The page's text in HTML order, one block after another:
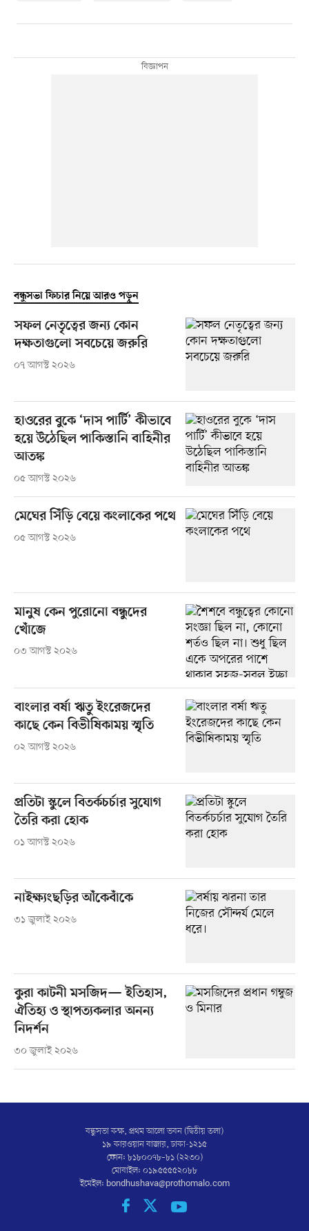
বন্ধুসভা ফিচার নিয়ে আরও পড়ুন
সফল নেতৃত্বের জন্য কোন
দক্ষতাগুলো সবচেয়ে জরুরি
০৭ আগস্ট ২০২৬
হাওরের বুকে ‘দাস পার্টি’ কীভাবে
হয়ে উঠেছিল পাকিস্তানি বাহিনীর
আতঙ্ক
০৫ আগস্ট ২০২৬
মেঘের সিঁড়ি বেয়ে কংলাকের পথে
০৫ আগস্ট ২০২৬
মানুষ কেন পুরোনো বন্ধুদের
খোঁজে
০৩ আগস্ট ২০২৬
বাংলার বর্ষা ঋতু ইংরেজদের
কাছে কেন বিভীষিকাময় স্মৃতি
০২ আগস্ট ২০২৬
প্রতিটা স্কুলে বিতর্কচর্চার সুযোগ
তৈরি করা হোক
০১ আগস্ট ২০২৬
নাইক্ষ্যংছড়ির আঁকেবাঁকে
৩১ জুলাই ২০২৬
কুরা কাটনী মসজিদ— ইতিহাস,
ঐতিহ্য ও স্থাপত্যকলার অনন্য
নিদর্শন
৩০ জুলাই ২০২৬
বন্ধুসভা কক্ষ, প্রথম আলো ভবন (দ্বিতীয় তলা)
১৯ কারওয়ান বাজার, ঢাকা-১২১৫
ফোন: ৮১৮০০৭৮–৮১ (২২৩০)
মোবাইল: ০১৯৫৫৫৫২০৮৮
ইমেইল: bondhushava@prothomalo.com